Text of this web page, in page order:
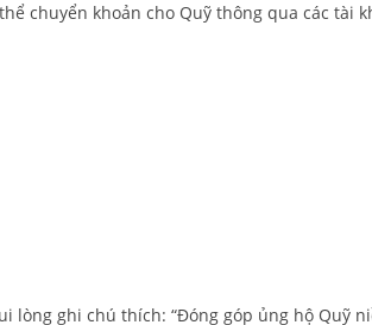
chuyển khoản cho Quỹ thông qua các tài
lòng ghi chú thích: “Đóng góp ủng hộ Quỹ